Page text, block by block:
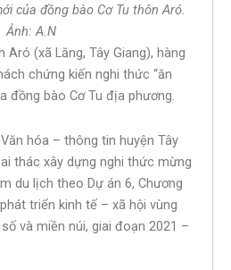
của đồng bào Cơ Tu thôn Aró.
Ảnh: A.N
(xã Lăng, Tây Giang), hàng
chứng kiến nghi thức “ăn
đồng bào Cơ Tu địa phương.
hóa – thông tin huyện Tây
thác xây dựng nghi thức mừng
du lịch theo Dự án 6, Chương
triển kinh tế – xã hội vùng
và miền núi, giai đoạn 2021 –